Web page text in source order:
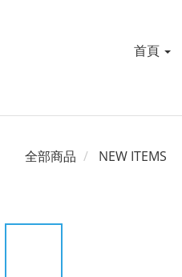
首頁
全部商品 NEW ITEMS